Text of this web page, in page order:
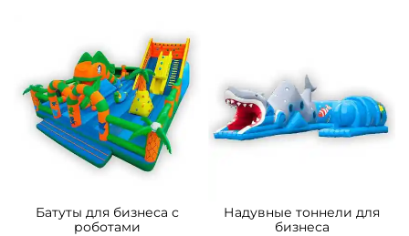
Батуты для бизнеса с
роботами
Надувные тоннели для
бизнеса